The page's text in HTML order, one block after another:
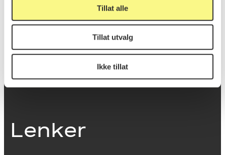
Tillat alle
Tillat utvalg
Ikke tillat
Utbetaling og fakturering
Om opphavsrett
Dokumentasjonsskjema
Last ned logo
Lenker